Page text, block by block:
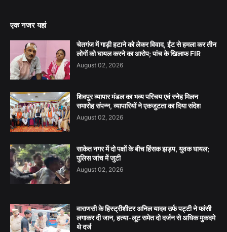
एक नजर यहां
चेतगंज में गाड़ी हटाने को लेकर विवाद, ईंट से हमला कर तीन
लोगों को घायल करने का आरोप; पांच के खिलाफ FIR
August 02, 2026
शिवपुर व्यापार मंडल का भव्य परिचय एवं स्नेह मिलन
समारोह संपन्न, व्यापारियों ने एकजुटता का दिया संदेश
August 02, 2026
साकेत नगर में दो पक्षों के बीच हिंसक झड़प, युवक घायल;
पुलिस जांच में जुटी
August 02, 2026
वाराणसी के हिस्ट्रीशीटर अनिल यादव उर्फ पट्टी ने फांसी
लगाकर दी जान, हत्या-लूट समेत दो दर्जन से अधिक मुकदमे
थे दर्ज